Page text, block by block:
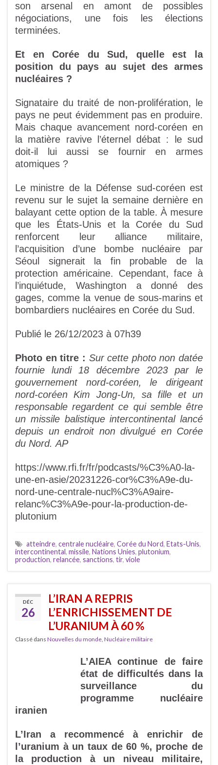
son arsenal en amont de possibles
négociations, une fois les élections
terminées.
Et en Corée du Sud, quelle est la
position du pays au sujet des armes
nucléaires ?
Signataire du traité de non-prolifération, le
pays ne peut évidemment pas en produire.
Mais chaque avancement nord-coréen en
la matière ravive l’éternel débat : le sud
doit-il lui aussi se fournir en armes
atomiques ?
Le ministre de la Défense sud-coréen est
revenu sur le sujet la semaine dernière en
balayant cette option de la table. À mesure
que les États-Unis et la Corée du Sud
renforcent leur alliance militaire,
l’acquisition d’une bombe nucléaire par
Séoul signerait la fin probable de la
protection américaine. Cependant, face à
l’inquiétude, Washington a donné des
gages, comme la venue de sous-marins et
bombardiers nucléaires en Corée du Sud.
Publié le 26/12/2023 à 07h39
Photo en titre : Sur cette photo non datée
fournie lundi 18 décembre 2023 par le
gouvernement nord-coréen, le dirigeant
nord-coréen Kim Jong-Un, sa fille et un
responsable regardent ce qui semble être
un missile balistique intercontinental lancé
depuis un endroit non divulgué en Corée
du Nord. AP
https://www.rfi.fr/fr/podcasts/%C3%A0-la-
une-en-asie/20231226-cor%C3%A9e-du-
nord-une-centrale-nucl%C3%A9aire-
relanc%C3%A9e-pour-la-production-de-
plutonium
atteindre, centrale nucléaire, Corée du Nord, Etats-Unis,
intercontinental, missile, Nations Unies, plutonium,
production, relancée, sanctions, tir, viole
DÉC
26
L’IRAN A REPRIS
L’ENRICHISSEMENT DE
L’URANIUM À 60 %
Classé dans Nouvelles du monde, Nucléaire militaire
L’AIEA continue de faire
état de difficultés dans la
surveillance du
programme nucléaire
iranien
L’Iran a recommencé à enrichir de
l’uranium à un taux de 60 %, proche de
la production à un niveau militaire,